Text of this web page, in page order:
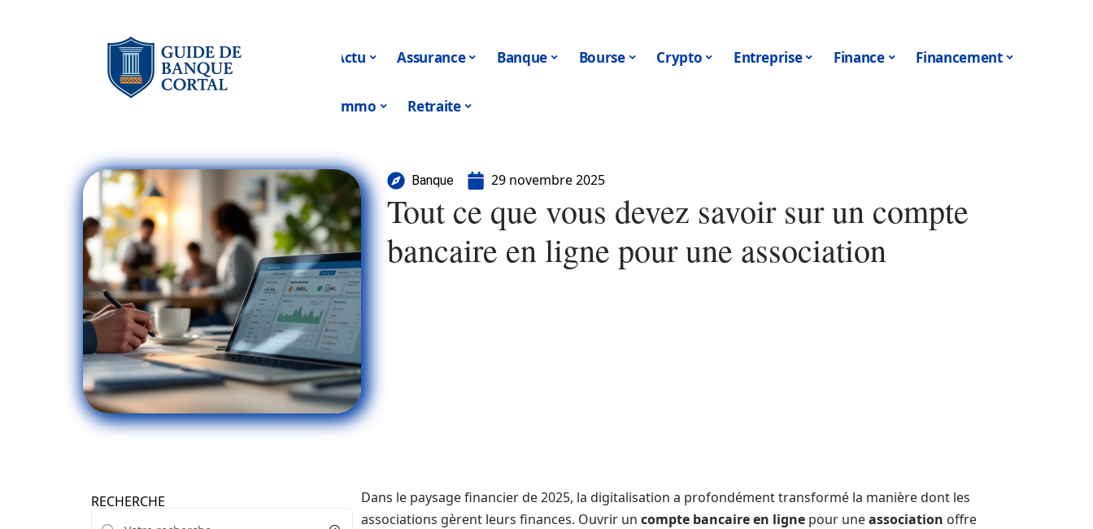
Actu Assurance Banque Bourse Crypto Entreprise Finance Financement
Immo Retraite
Banque 29 novembre 2025
Tout ce que vous devez savoir sur un compte
bancaire en ligne pour une association
RECHERCHE
Dans le paysage financier de 2025, la digitalisation a profondément transformé la manière dont les
associations gèrent leurs finances. Ouvrir un compte bancaire en ligne pour uneassociation offre